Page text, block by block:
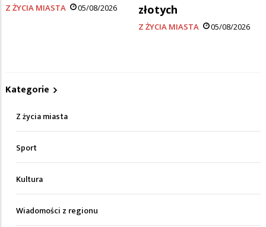
Z ŻYCIA MIASTA 05/08/2026
złotych
Z ŻYCIA MIASTA 05/08/2026
Kategorie
Z życia miasta
Sport
Kultura
Wiadomości z regionu